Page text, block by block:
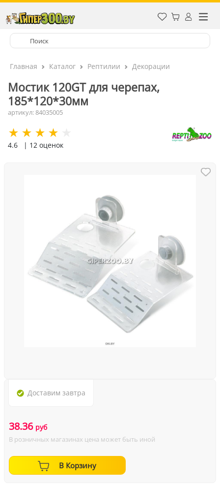
Главная Каталог Рептилии Декорации
Мостик 120GT для черепах,
185*120*30мм
артикул: 84035005
4.6 | 12 оценок
Доставим завтра
38.36 руб
В розничных магазинах цена может быть иной
В Корзину